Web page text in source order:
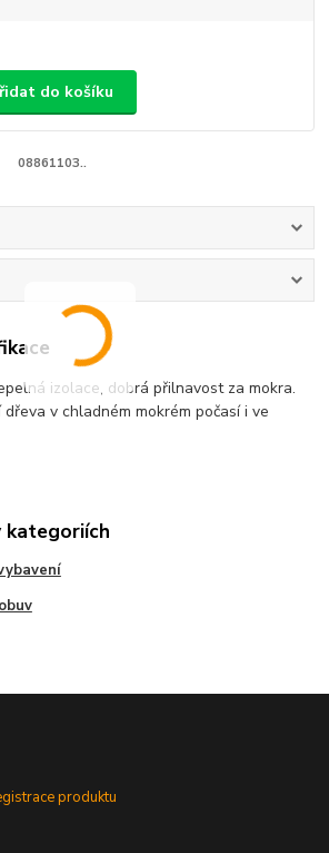
do košíku
08861103..
izolace, dobrá přilnavost za mokra.
v chladném mokrém počasí i ve
kategoriích
produktu